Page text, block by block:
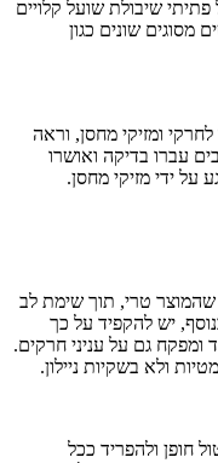
שיבולת שועל קלויים
מסוגים שונים כגון
ומזיקי מחסן, וראה
עברו בדיקה ואושרו
על ידי מזיקי מחסן.
טרי, תוך שימת לב
יש להקפיד על כך
גם על עניני חרקים.
ולא בשקיות ניילון.
חופן ולהפריד ככל